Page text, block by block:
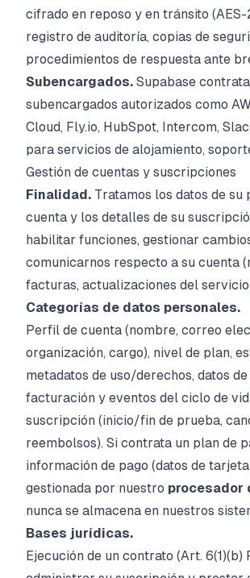
cifrado en reposo y en tránsito (AES-
registro de auditoría, copias de
procedimientos de respuesta ante
Subencargados. Supabase contrata
subencargados autorizados como
Cloud, Fly.io, HubSpot, Intercom,
para servicios de alojamiento,
Gestión de cuentas y suscripciones
Finalidad. Tratamos los datos de su
cuenta y los detalles de su
habilitar funciones, gestionar
comunicarnos respecto a su cuenta
facturas, actualizaciones del
Categorías de datos personales.
Perfil de cuenta (nombre, correo
organización, cargo), nivel de plan,
metadatos de uso/derechos, datos
facturación y eventos del ciclo de
suscripción (inicio/fin de prueba,
reembolsos). Si contrata un plan de
información de pago (datos de
gestionada por nuestro procesador
nunca se almacena en nuestros
Bases jurídicas.
Ejecución de un contrato (Art. 6(1)(b)